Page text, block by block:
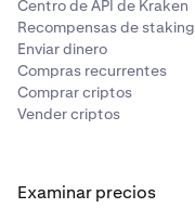
Centro de API de Kraken
Recompensas de staking
Enviar dinero
Compras recurrentes
Comprar criptos
Vender criptos
Examinar precios